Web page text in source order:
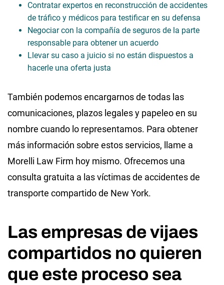
Contratar expertos en reconstrucción de accidentes
de tráfico y médicos para testificar en su defensa
Negociar con la compañía de seguros de la parte
responsable para obtener un acuerdo
Llevar su caso a juicio si no están dispuestos a
hacerle una oferta justa
También podemos encargarnos de todas las
comunicaciones, plazos legales y papeleo en su
nombre cuando lo representamos. Para obtener
más información sobre estos servicios, llame a
Morelli Law Firm hoy mismo. Ofrecemos una
consulta gratuita a las víctimas de accidentes de
transporte compartido de New York.
Las empresas de vijaes
compartidos no quieren
que este proceso sea